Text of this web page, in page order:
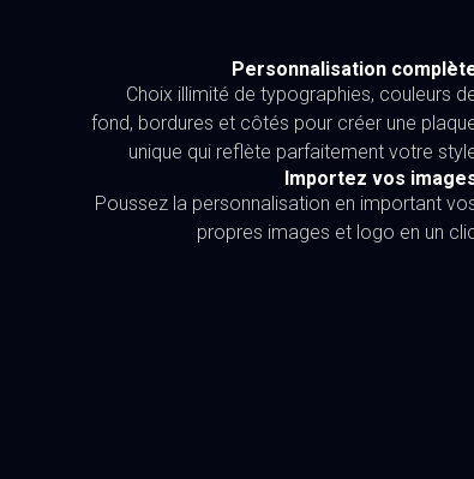
Personnalisation
Choix illimité de typographies, couleurs
fond, bordures et côtés pour créer une
unique qui reflète parfaitement votre
Importez vos
Poussez la personnalisation en important
propres images et logo en un